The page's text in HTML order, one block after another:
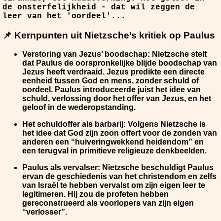
de onsterfelijkheid - dat wil zeggen de
leer van het 'oordeel'...
📌 Kernpunten uit Nietzsche’s kritiek op Paulus
Verstoring van Jezus’ boodschap: Nietzsche stelt
dat Paulus de oorspronkelijke blijde boodschap van
Jezus heeft verdraaid. Jezus predikte een directe
eenheid tussen God en mens, zonder schuld of
oordeel. Paulus introduceerde juist het idee van
schuld, verlossing door het offer van Jezus, en het
geloof in de wederopstanding.
Het schuldoffer als barbarij: Volgens Nietzsche is
het idee dat God zijn zoon offert voor de zonden van
anderen een “huiveringwekkend heidendom” en
een terugval in primitieve religieuze denkbeelden.
Paulus als vervalser: Nietzsche beschuldigt Paulus
ervan de geschiedenis van het christendom en zelfs
van Israël te hebben vervalst om zijn eigen leer te
legitimeren. Hij zou de profeten hebben
gereconstrueerd als voorlopers van zijn eigen
“verlosser”.